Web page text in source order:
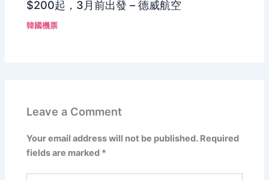
$200起，3月前出發 – 德威航空
韓國機票
Leave a Comment
Your email address will not be published. Required
fields are marked *